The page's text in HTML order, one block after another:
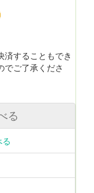
済することもでき
でご了承くださ
る